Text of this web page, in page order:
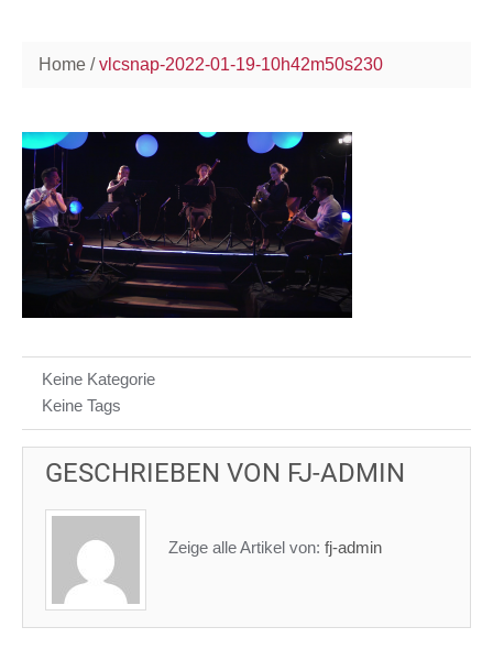
Home vlcsnap-2022-01-19-10h42m50s230
Keine Kategorie
Keine Tags
GESCHRIEBEN VON FJ-ADMIN
Zeige alle Artikel von: fj-admin